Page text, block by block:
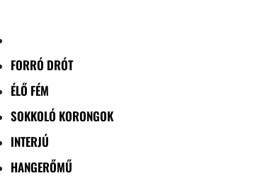
FORRÓ DRÓT
ÉLŐ FÉM
SOKKOLÓ KORONGOK
INTERJÚ
HANGERŐMŰ